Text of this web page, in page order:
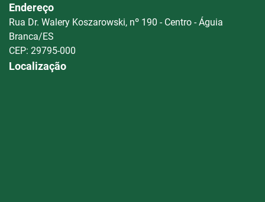
Endereço
Rua Dr. Walery Koszarowski, nº 190 - Centro - Águia
Branca/ES
CEP: 29795-000
Localização